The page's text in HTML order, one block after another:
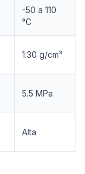
-50 a 110
°C
1.30 g/cm³
5.5 MPa
Alta